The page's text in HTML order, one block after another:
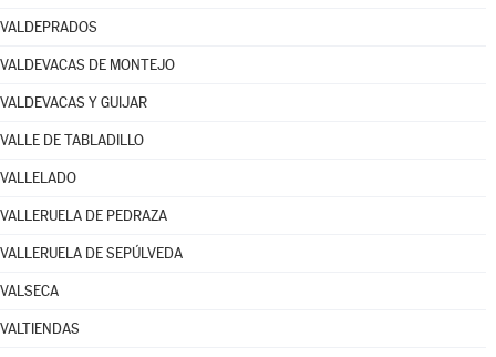
VALDEPRADOS
VALDEVACAS DE MONTEJO
VALDEVACAS Y GUIJAR
VALLE DE TABLADILLO
VALLELADO
VALLERUELA DE PEDRAZA
VALLERUELA DE SEPÚLVEDA
VALSECA
VALTIENDAS